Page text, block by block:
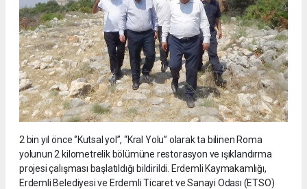
2 bin yıl önce ‘’Kutsal yol’’, “Kral Yolu” olarak ta bilinen Roma
yolunun 2 kilometrelik bölümüne restorasyon ve ışıklandırma
projesi çalışması başlatıldığı bildirildi. Erdemli Kaymakamlığı,
Erdemli Belediyesi ve Erdemli Ticaret ve Sanayi Odası (ETSO)